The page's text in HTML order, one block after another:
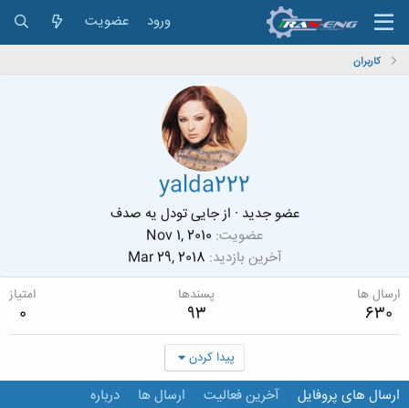
ورود عضویت
کاربران
yalda222
عضو جدید · ازجایی تودل یه صدف
عضویت Nov 1, 2010
آخرین بازدید Mar 29, 2018
ارسال ها
630
پسندها
93
امتیاز
0
پیدا کردن
ارسال های پروفایل آخرین فعالیت ارسال ها درباره